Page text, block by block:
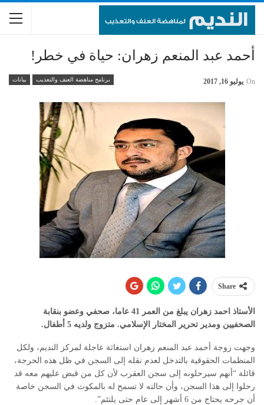
أحمد عبد المنعم زهران: حياة في خطر!
برنامج مناهضة العنف والتعذيب بيانات On يوليو 16, 2017
Share
الأستاذ احمد زهران يبلغ من العمر 41 عاما، صحفي وعضو بنقابة
الصحفيين ومدير تحرير المختار الإسلامي. متزوج ولديه 5 أطفال.
وجهت زوجة أحمد عبد المنعم زهران استغاثة عاجلة لمركز النديم، ولكل
المنظمات الحقوقية بالتدخل لعدم نقله إلى السجن في ظل هذه الحرجة،
قائلة “أنهم سيرحلونه إلى سجن العقرب لأن كل من قبض عليهم معه قد
رحلوا إلى هذا السجن، وأن حالته لا تسمح له بالمكوث في السجن خاصة
أن جرحه يحتاج من 6 أشهر إلى عام حتى يلتئم”.